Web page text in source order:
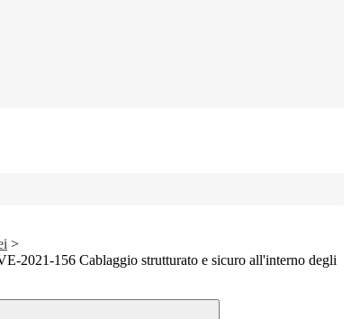
>
2021-156 Cablaggio strutturato e sicuro all'interno degli